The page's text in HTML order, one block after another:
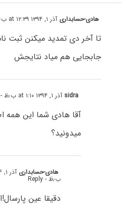
هادی-حسابداری آذر ۱, ۱۳۹۴ at ۱۲:۳۹ ب٫ظ
تا آخر دی تمدید میکنن ثبت
جابجایی هم میاد نتایجش
sidra آذر ۱, ۱۳۹۴ at ۱:۱۰ ب٫ظ - Reply
آقا هادی شما این همه
میدونید؟
هادی-حسابداری
ب٫ظ - Reply
دقیقا عین